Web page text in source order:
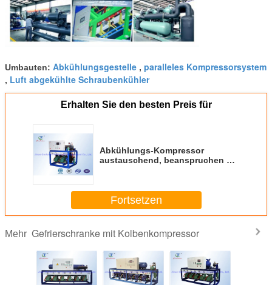
Umbauten: Abkühlungsgestelle , paralleles Kompressorsystem
, Luft abgekühlte Schraubenkühler
Erhalten Sie den besten Preis für
Abkühlungs-Kompressor
austauschend, beanspruchen Sie
Fortsetzen
Mehr Gefrierschranke mit Kolbenkompressor